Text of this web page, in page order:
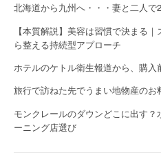
北海道から九州へ・・・妻と二人で
【本質解説】美容は習慣で決まる
ら整える持続型アプローチ
ホテルのケトル衛生報道から、購
旅行で訪ねた先でうまい地物産のお
モンクレールのダウンどこに出す
ーニング店選び